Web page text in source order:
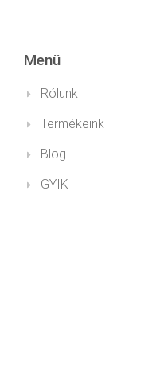
Menü
Rólunk
Termékeink
Blog
GYIK